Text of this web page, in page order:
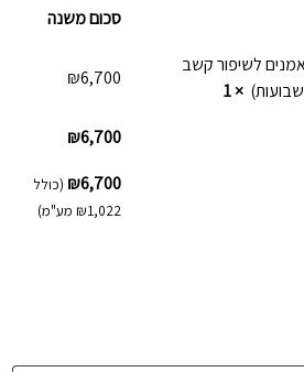
סכום משנה
לשיפור קשב
× 1
₪6,700
₪6,700
₪6,700
(כולל
₪1,022 מע"מ)